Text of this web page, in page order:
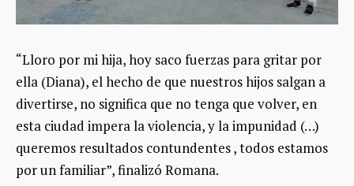
“Lloro por mi hija, hoy saco fuerzas para gritar por
ella (Diana), el hecho de que nuestros hijos salgan a
divertirse, no significa que no tenga que volver, en
esta ciudad impera la violencia, y la impunidad (…)
queremos resultados contundentes , todos estamos
por un familiar”, finalizó Romana.